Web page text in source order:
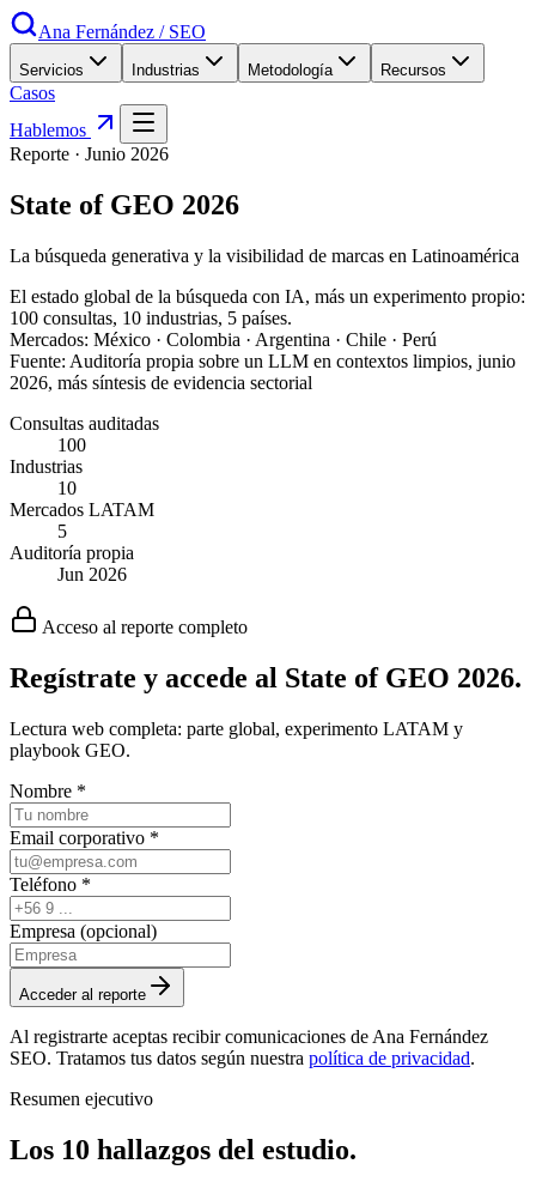
Ana Fernández / SEO
Servicios Industrias Metodología Recursos
Casos
Hablemos
Reporte · Junio 2026
State of GEO 2026
La búsqueda generativa y la visibilidad de marcas en Latinoamérica
El estado global de la búsqueda con IA, más un experimento propio:
100 consultas, 10 industrias, 5 países.
Mercados: México · Colombia · Argentina · Chile · Perú
Fuente: Auditoría propia sobre un LLM en contextos limpios, junio
2026, más síntesis de evidencia sectorial
Consultas auditadas
100
Industrias
10
Mercados LATAM
5
Auditoría propia
Jun 2026
Acceso al reporte completo
Regístrate y accede al State of GEO 2026.
Lectura web completa: parte global, experimento LATAM y
playbook GEO.
Nombre *
Email corporativo *
Teléfono *
Empresa (opcional)
Acceder al reporte
Al registrarte aceptas recibir comunicaciones de Ana Fernández
SEO. Tratamos tus datos según nuestra política de privacidad.
Resumen ejecutivo
Los 10 hallazgos del estudio.